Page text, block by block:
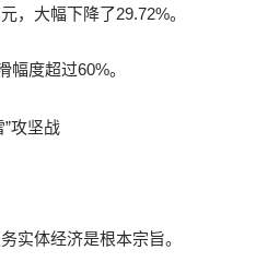
，大幅下降了29.72%。
度超过60%。
实体经济是根本宗旨。